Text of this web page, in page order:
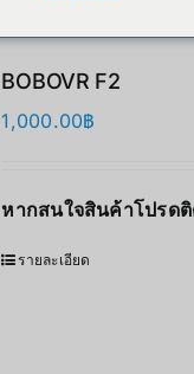
BOBOVR F2
1,000.00฿
หากสนใจสินค้าโปรด
รายละเอียด